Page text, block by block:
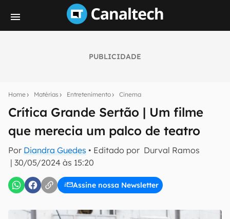
PUBLICIDADE
Home Matérias Entretenimento Cinema
Crítica Grande Sertão | Um filme
que merecia um palco de teatro
Por Diandra Guedes • Editado por Durval Ramos
| 30/05/2024 às 15:20
Assine nossa Newsletter
notícias e reviews sobre tecnologia em primeira
mão.
E-mail
Uso e Política de Privacidade do Canaltech.